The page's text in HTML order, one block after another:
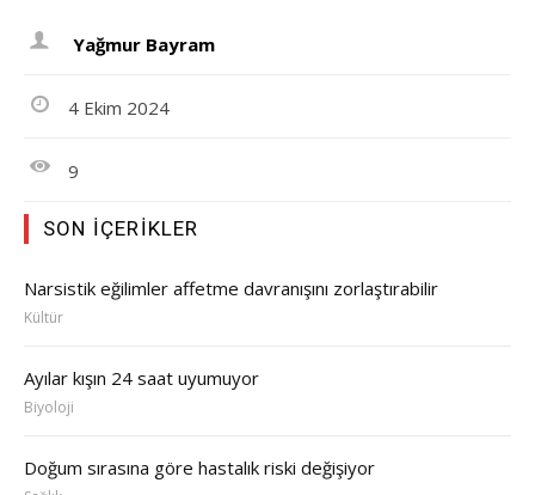
Yağmur Bayram
4 Ekim 2024
9
SON İÇERIKLER
Narsistik eğilimler affetme davranışını zorlaştırabilir
Kültür
Ayılar kışın 24 saat uyumuyor
Biyoloji
Doğum sırasına göre hastalık riski değişiyor